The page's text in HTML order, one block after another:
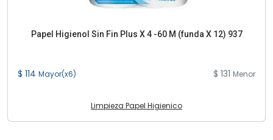
Papel Higienol Sin Fin Plus X 4 -60 M (funda X 12) 937
$ 114 Mayor(x6) $ 131 Menor
Limpieza Papel Higienico